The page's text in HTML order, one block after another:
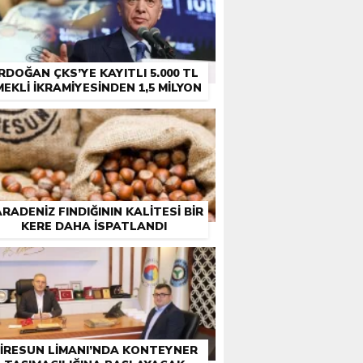
ÇKS’YE KAYITLI 5.000 TL
İKRAMIYESINDEN 1,5 MILYON
FINDIĞININ KALITESI BIR
KERE DAHA ISPATLANDI
LIMANI’NDA KONTEYNER